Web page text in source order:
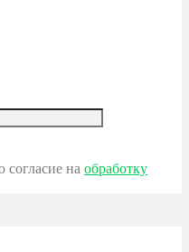
согласие на обработку